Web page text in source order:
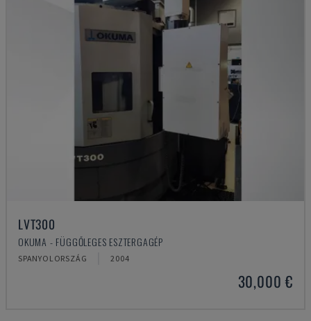
LVT300
OKUMA - FÜGGŐLEGES ESZTERGAGÉP
SPANYOLORSZÁG 2004
30,000 €